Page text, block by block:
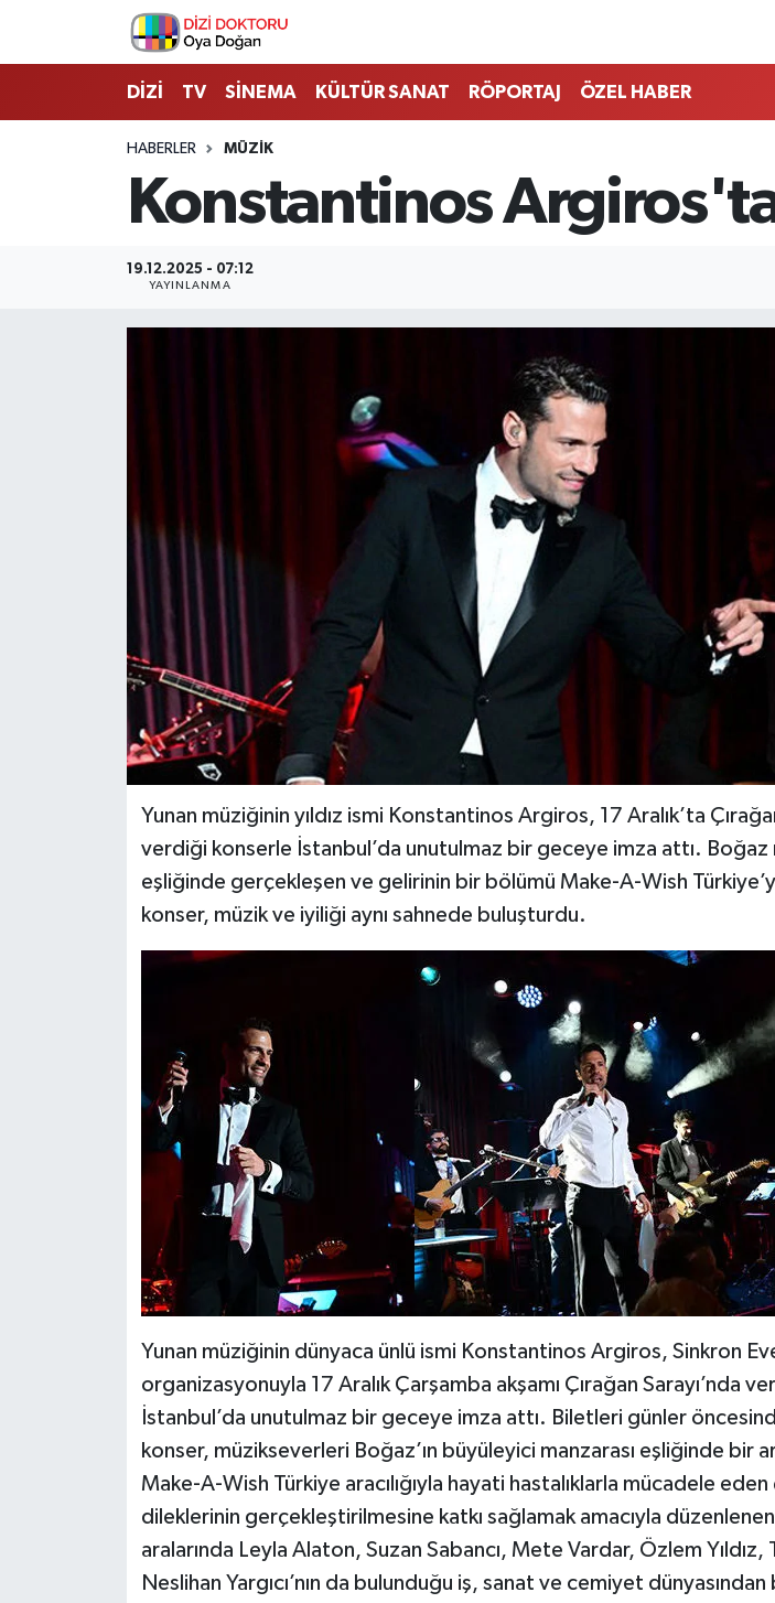
DİZİ TV SİNEMA KÜLTÜR SANAT RÖPORTAJ ÖZEL HABER
HABERLER MÜZİK
Konstantinos
19.12.2025 - 07:12
YAYINLANMA
Yunan müziğinin yıldız ismi Konstantinos Argiros, 17 Aralık’ta
verdiği konserle İstanbul’da unutulmaz bir geceye imza attı. Boğaz
eşliğinde gerçekleşen ve gelirinin bir bölümü Make-A-Wish
konser, müzik ve iyiliği aynı sahnede buluşturdu.
Yunan müziğinin dünyaca ünlü ismi Konstantinos Argiros, Sinkron
organizasyonuyla 17 Aralık Çarşamba akşamı Çırağan Sarayı’nda
İstanbul’da unutulmaz bir geceye imza attı. Biletleri günler
konser, müzikseverleri Boğaz’ın büyüleyici manzarası eşliğinde bir
Make-A-Wish Türkiye aracılığıyla hayati hastalıklarla mücadele eden
dileklerinin gerçekleştirilmesine katkı sağlamak amacıyla
aralarında Leyla Alaton, Suzan Sabancı, Mete Vardar, Özlem Yıldız,
Neslihan Yargıcı’nın da bulunduğu iş, sanat ve cemiyet
İstanbul Nöbetçi Eczaneler
İstanbul Hava Durumu
İstanbul Namaz Vakitleri